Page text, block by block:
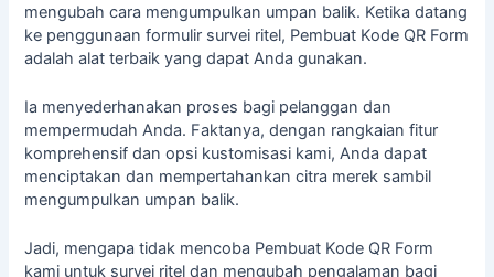
mengubah cara mengumpulkan umpan balik. Ketika datang
ke penggunaan formulir survei ritel, Pembuat Kode QR Form
adalah alat terbaik yang dapat Anda gunakan.
Ia menyederhanakan proses bagi pelanggan dan
mempermudah Anda. Faktanya, dengan rangkaian fitur
komprehensif dan opsi kustomisasi kami, Anda dapat
menciptakan dan mempertahankan citra merek sambil
mengumpulkan umpan balik.
Jadi, mengapa tidak mencoba Pembuat Kode QR Form
kami untuk survei ritel dan mengubah pengalaman bagi